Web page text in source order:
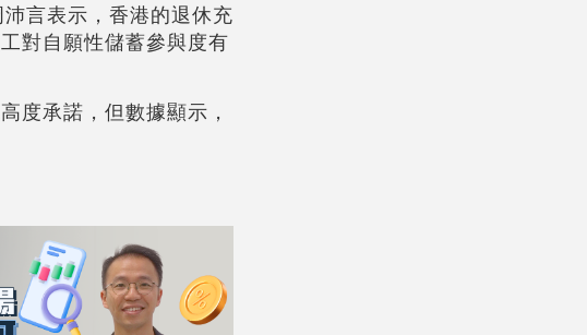
言表示，香港的退休充
對自願性儲蓄參與度有
度承諾，但數據顯示，